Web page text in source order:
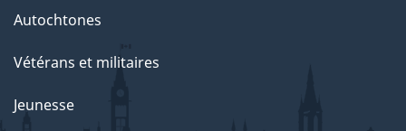
Autochtones
Vétérans et militaires
Jeunesse